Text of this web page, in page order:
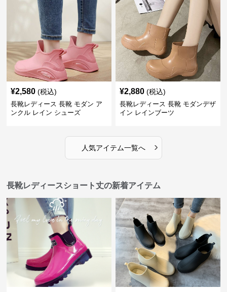
¥2,580 (税込)
長靴レディース 長靴 モダン ア
ンクル レイン シューズ
¥2,880 (税込)
長靴レディース 長靴 モダンデザ
イン レインブーツ
人気アイテム一覧へ ›
長靴レディースショート丈の新着アイテム